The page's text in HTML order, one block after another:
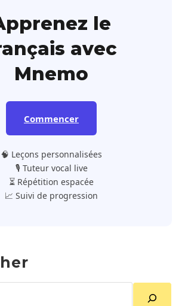
le
avec
Mnemo
Commencer
🧠 Leçons personnalisées
🎙️ Tuteur vocal live
⏳ Répétition espacée
📈 Suivi de progression